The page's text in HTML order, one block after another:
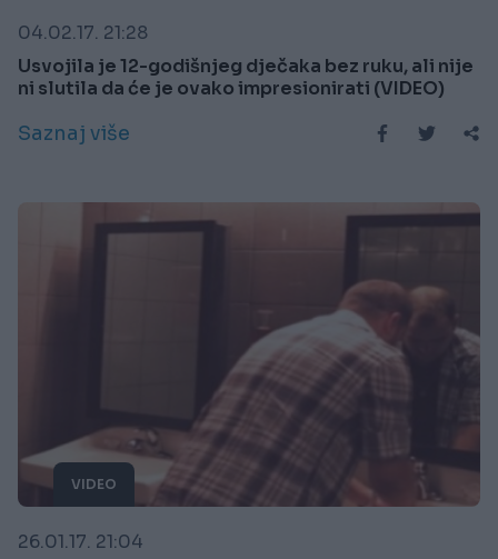
04.02.17. 21:28
Usvojila je 12-godišnjeg dječaka bez ruku, ali nije
ni slutila da će je ovako impresionirati (VIDEO)
Saznaj više
VIDEO
26.01.17. 21:04